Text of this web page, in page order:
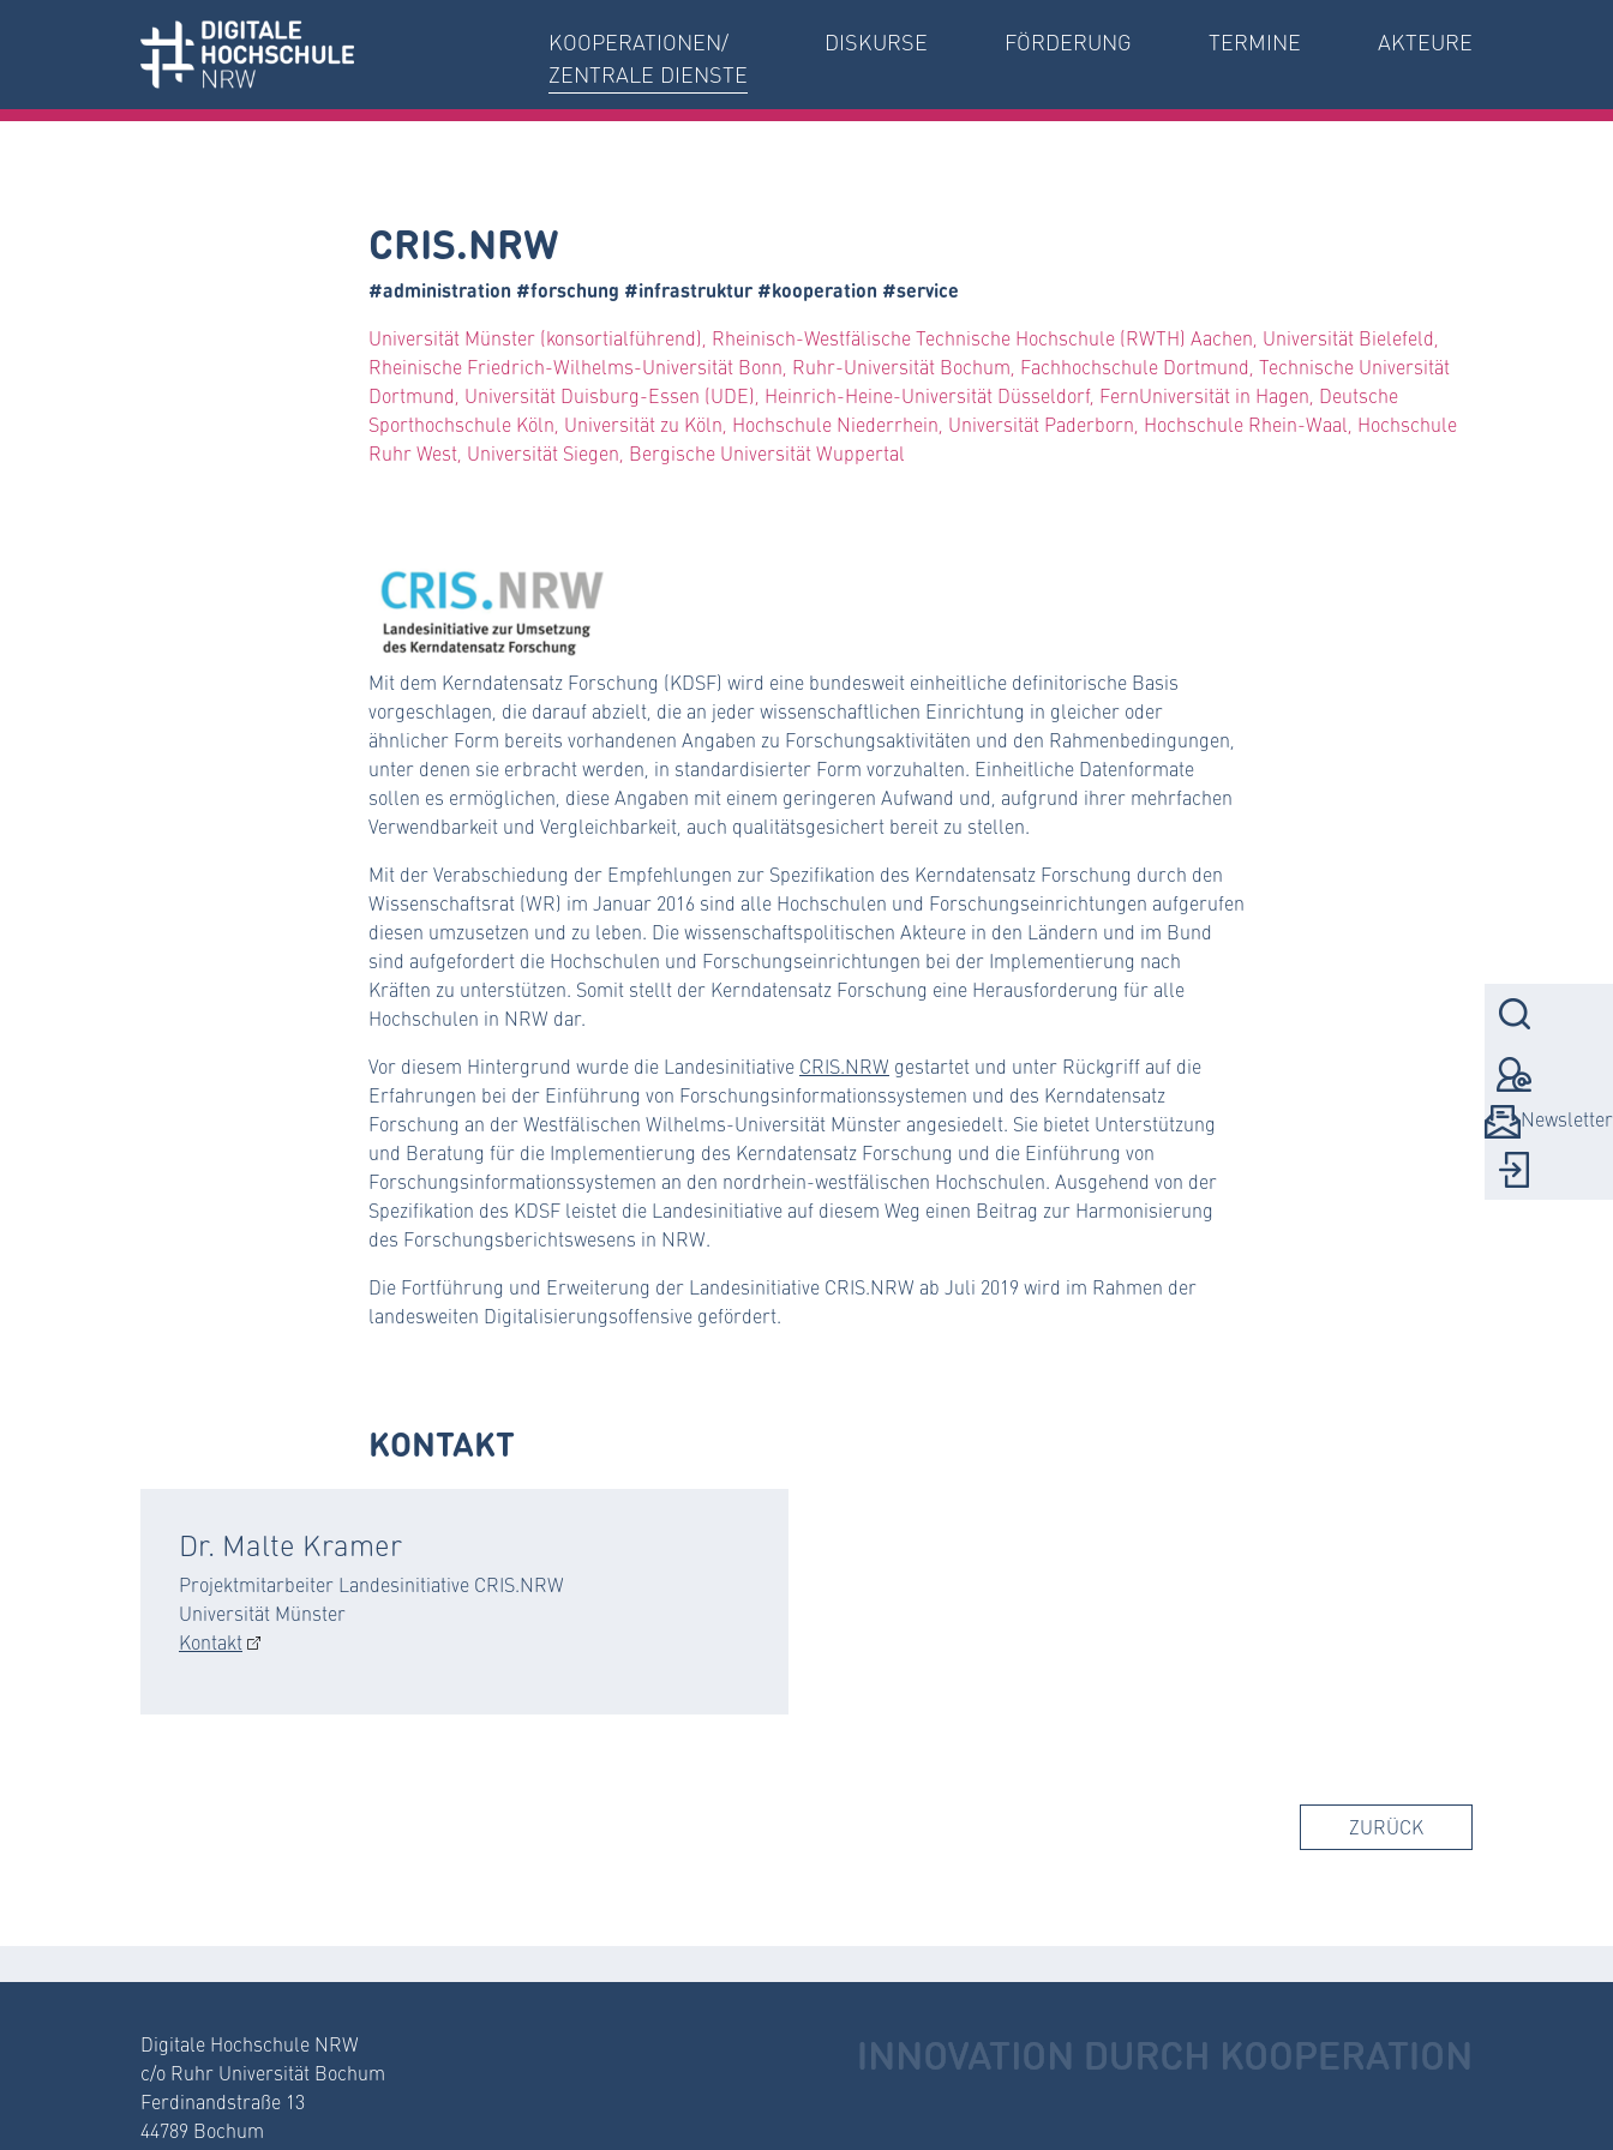
KOOPERATIONEN/
ZENTRALE DIENSTE
DISKURSE FÖRDERUNG TERMINE AKTEURE
CRIS.NRW
#administration #forschung #infrastruktur #kooperation #service
Universität Münster (konsortialführend), Rheinisch-Westfälische Technische Hochschule (RWTH) Aachen, Universität Bielefeld,
Rheinische Friedrich-Wilhelms-Universität Bonn, Ruhr-Universität Bochum, Fachhochschule Dortmund, Technische Universität
Dortmund, Universität Duisburg-Essen (UDE), Heinrich-Heine-Universität Düsseldorf, FernUniversität in Hagen, Deutsche
Sporthochschule Köln, Universität zu Köln, Hochschule Niederrhein, Universität Paderborn, Hochschule Rhein-Waal, Hochschule
Ruhr West, Universität Siegen, Bergische Universität Wuppertal
Mit dem Kerndatensatz Forschung (KDSF) wird eine bundesweit einheitliche definitorische Basis
vorgeschlagen, die darauf abzielt, die an jeder wissenschaftlichen Einrichtung in gleicher oder
ähnlicher Form bereits vorhandenen Angaben zu Forschungsaktivitäten und den Rahmenbedingungen,
unter denen sie erbracht werden, in standardisierter Form vorzuhalten. Einheitliche Datenformate
sollen es ermöglichen, diese Angaben mit einem geringeren Aufwand und, aufgrund ihrer mehrfachen
Verwendbarkeit und Vergleichbarkeit, auch qualitätsgesichert bereit zu stellen.
Mit der Verabschiedung der Empfehlungen zur Spezifikation des Kerndatensatz Forschung durch den
Wissenschaftsrat (WR) im Januar 2016 sind alle Hochschulen und Forschungseinrichtungen aufgerufen
diesen umzusetzen und zu leben. Die wissenschaftspolitischen Akteure in den Ländern und im Bund
sind aufgefordert die Hochschulen und Forschungseinrichtungen bei der Implementierung nach
Kräften zu unterstützen. Somit stellt der Kerndatensatz Forschung eine Herausforderung für alle
Hochschulen in NRW dar.
Vor diesem Hintergrund wurde die Landesinitiative CRIS.NRW gestartet und unter Rückgriff auf die
Erfahrungen bei der Einführung von Forschungsinformationssystemen und des Kerndatensatz
Forschung an der Westfälischen Wilhelms-Universität Münster angesiedelt. Sie bietet Unterstützung
und Beratung für die Implementierung des Kerndatensatz Forschung und die Einführung von
Forschungsinformationssystemen an den nordrhein-westfälischen Hochschulen. Ausgehend von der
Spezifikation des KDSF leistet die Landesinitiative auf diesem Weg einen Beitrag zur Harmonisierung
des Forschungsberichtswesens in NRW.
Die Fortführung und Erweiterung der Landesinitiative CRIS.NRW ab Juli 2019 wird im Rahmen der
landesweiten Digitalisierungsoffensive gefördert.
KONTAKT
Dr. Malte Kramer
Projektmitarbeiter Landesinitiative CRIS.NRW
Universität Münster
Kontakt
ZURÜCK
Digitale Hochschule NRW
c/o Ruhr Universität Bochum
Ferdinandstraße 13
44789 Bochum
Newsletter